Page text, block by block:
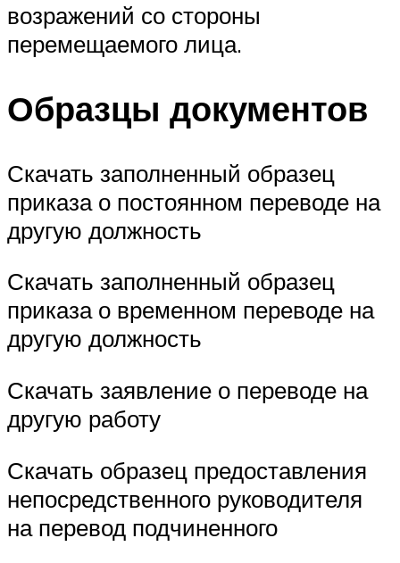
возражений со стороны
перемещаемого лица.
Образцы документов
Скачать заполненный образец
приказа о постоянном переводе на
другую должность
Скачать заполненный образец
приказа о временном переводе на
другую должность
Скачать заявление о переводе на
другую работу
Скачать образец предоставления
непосредственного руководителя
на перевод подчиненного